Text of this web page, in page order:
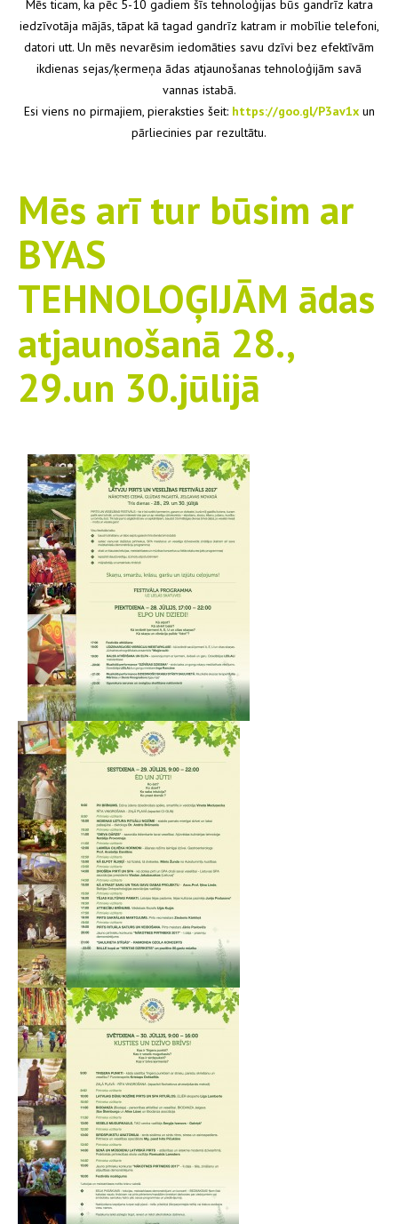
Mēs ticam, ka pēc 5-10 gadiem šīs tehnoloģijas būs gandrīz katra
iedzīvotāja mājās, tāpat kā tagad gandrīz katram ir mobīlie telefoni,
datori utt. Un mēs nevarēsim iedomāties savu dzīvi bez efektīvām
ikdienas sejas/ķermeņa ādas atjaunošanas tehnoloģijām savā
vannas istabā.
Esi viens no pirmajiem, pieraksties šeit: https://goo.gl/P3av1xun
pārliecinies par rezultātu.
Mēs arī tur būsim ar
BYAS
TEHNOLOĢIJĀM ādas
atjaunošanā 28.,
29.un 30.jūlijā